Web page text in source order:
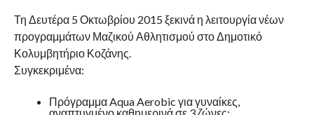
Τη Δευτέρα 5 Οκτωβρίου 2015 ξεκινά η λειτουργία νέων
προγραμμάτων Μαζικού Αθλητισμού στο Δημοτικό
Κολυμβητήριο Κοζάνης.
Συγκεκριμένα:
Πρόγραμμα Aqua Aerobic για γυναίκες,